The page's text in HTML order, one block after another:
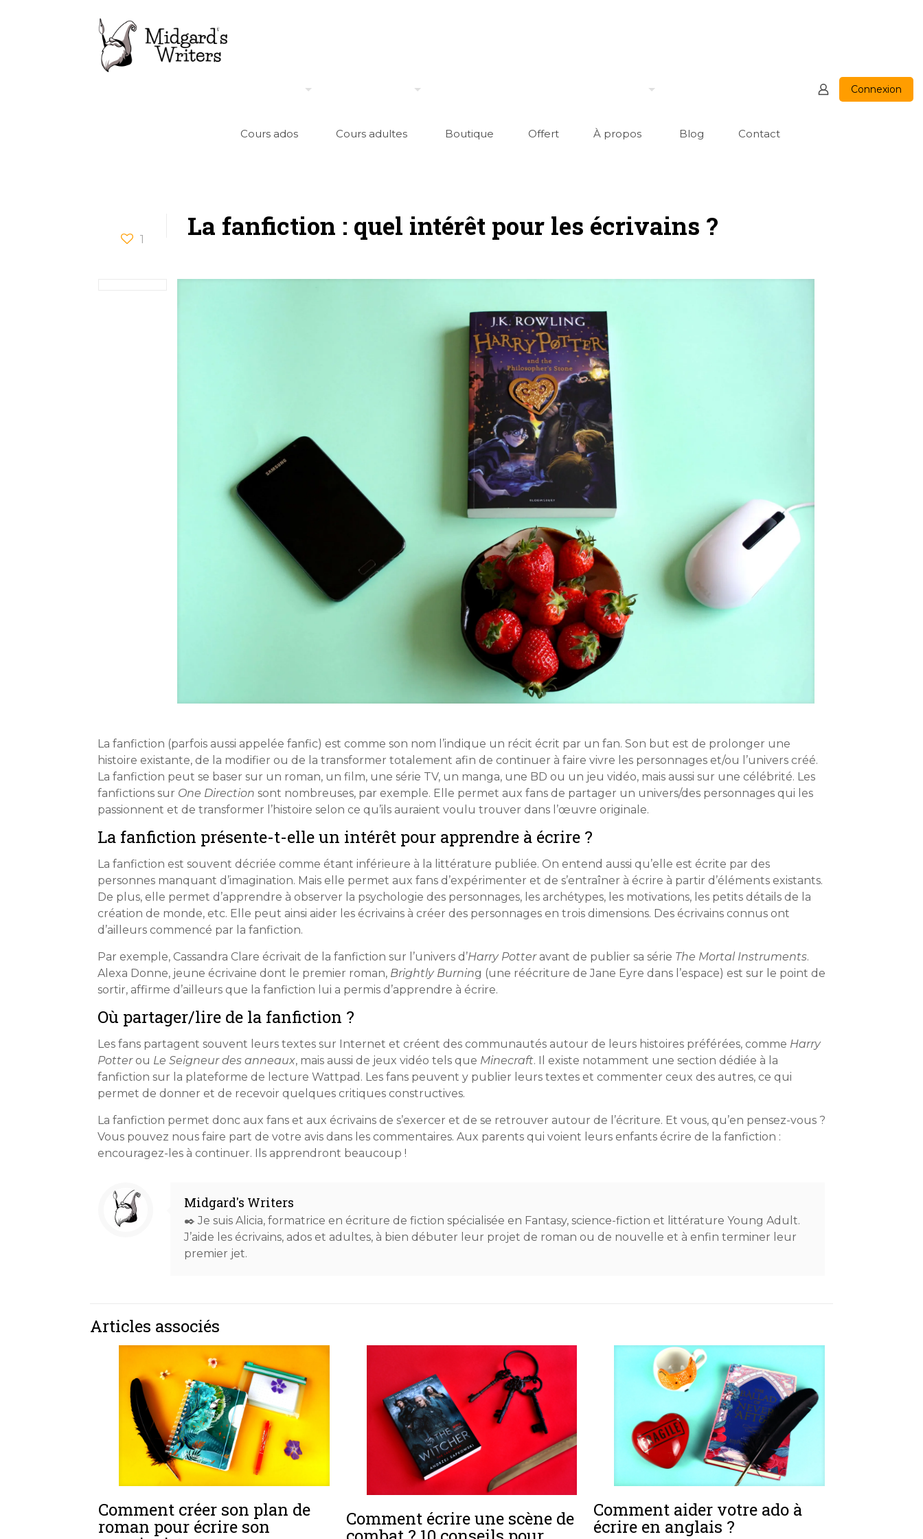
Cours ados Cours adultes Boutique Offert À propos Blog Contact
Connexion
1 La fanfiction : quel intérêt pour les écrivains ?
La fanfiction (parfois aussi appelée fanfic) est comme son nom l’indique un récit écrit par un fan. Son but est de prolonger une
histoire existante, de la modifier ou de la transformer totalement afin de continuer à faire vivre les personnages et/ou l’univers créé.
La fanfiction peut se baser sur un roman, un film, une série TV, un manga, une BD ou un jeu vidéo, mais aussi sur une célébrité. Les
fanfictions sur One Direction sont nombreuses, par exemple. Elle permet aux fans de partager un univers/des personnages qui les
passionnent et de transformer l’histoire selon ce qu’ils auraient voulu trouver dans l’œuvre originale.
La fanfiction présente-t-elle un intérêt pour apprendre à écrire ?
La fanfiction est souvent décriée comme étant inférieure à la littérature publiée. On entend aussi qu’elle est écrite par des
personnes manquant d’imagination. Mais elle permet aux fans d’expérimenter et de s’entraîner à écrire à partir d’éléments existants.
De plus, elle permet d’apprendre à observer la psychologie des personnages, les archétypes, les motivations, les petits détails de la
création de monde, etc. Elle peut ainsi aider les écrivains à créer des personnages en trois dimensions. Des écrivains connus ont
d’ailleurs commencé par la fanfiction.
Par exemple, Cassandra Clare écrivait de la fanfiction sur l’univers d’Harry Potteravant de publier sa série The Mortal Instruments.
Alexa Donne, jeune écrivaine dont le premier roman, Brightly Burning (une réécriture de Jane Eyre dans l’espace) est sur le point de
sortir, affirme d’ailleurs que la fanfiction lui a permis d’apprendre à écrire.
Où partager/lire de la fanfiction ?
Les fans partagent souvent leurs textes sur Internet et créent des communautés autour de leurs histoires préférées, comme Harry
Potterou Le Seigneur des anneaux, mais aussi de jeux vidéo tels que Minecraft. Il existe notamment une section dédiée à la
fanfiction sur la plateforme de lecture Wattpad. Les fans peuvent y publier leurs textes et commenter ceux des autres, ce qui
permet de donner et de recevoir quelques critiques constructives.
La fanfiction permet donc aux fans et aux écrivains de s’exercer et de se retrouver autour de l’écriture. Et vous, qu’en pensez-vous ?
Vous pouvez nous faire part de votre avis dans les commentaires. Aux parents qui voient leurs enfants écrire de la fanfiction :
encouragez-les à continuer. Ils apprendront beaucoup !
Midgard's Writers
✒️ Je suis Alicia, formatrice en écriture de fiction spécialisée en Fantasy, science-fiction et littérature Young Adult.
J’aide les écrivains, ados et adultes, à bien débuter leur projet de roman ou de nouvelle et à enfin terminer leur
premier jet.
Articles associés
Comment créer son plan de
roman pour écrire son Comment écrire une scène de Comment aider votre ado à
écrire en anglais ?